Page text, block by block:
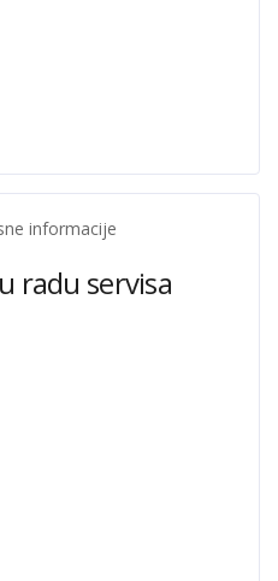
informacije
radu servisa